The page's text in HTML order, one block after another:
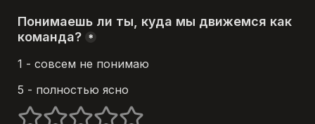
Понимаешь ли ты, куда мы движемся как
команда? *
1 - совсем не понимаю
5 - полностью ясно
1 stars2 stars3 stars4 stars5 stars